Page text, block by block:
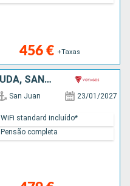
456 € +Taxas
TORTOLA, ANTÍGUA E BARBUDA, SANTA LÚCIA, PORTO RICO
San Juan 23/01/2027
WiFi standard incluído*
Pensão completa